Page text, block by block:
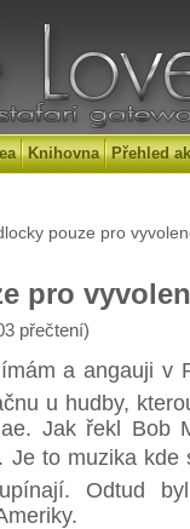
Knihovna Přehled
pouze pro
pro
přečtení)
a angauji
u hudby,
Jak řekl Bob
. Je to muzika kde
Odtud